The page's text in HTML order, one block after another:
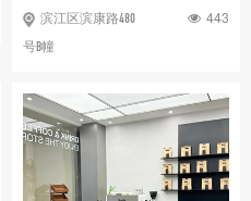
滨江区滨康路480
号B幢
443